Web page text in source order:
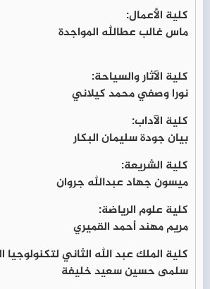
كلية الأعمال:
ماس غالب عطالله المواجدة
كلية الآثار والسياحة:
نورا وصفي محمد كيلاني
كلية الآداب:
بيان جودة سليمان البكار
كلية الشريعة:
ميسون جهاد عبدالله جروان
كلية علوم الرياضة:
مريم مهند أحمد القميري
كلية الملك عبد الله الثاني لتكنولوجيا
سلمى حسين سعيد خليفة